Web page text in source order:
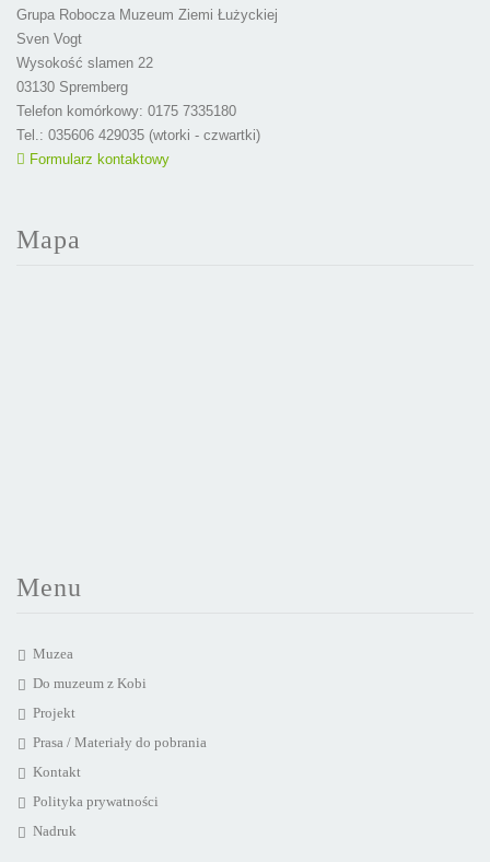
Grupa Robocza Muzeum Ziemi Łużyckiej
Sven Vogt
Wysokość slamen 22
03130 Spremberg
Telefon komórkowy: 0175 7335180
Tel.: 035606 429035 (wtorki - czwartki)
Formularz kontaktowy
Mapa
Menu
Muzea
Do muzeum z Kobi
Projekt
Prasa / Materiały do pobrania
Kontakt
Polityka prywatności
Nadruk